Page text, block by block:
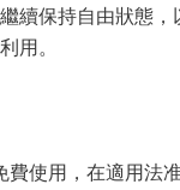
續保持自由狀態，
用。
費使用，在適用法